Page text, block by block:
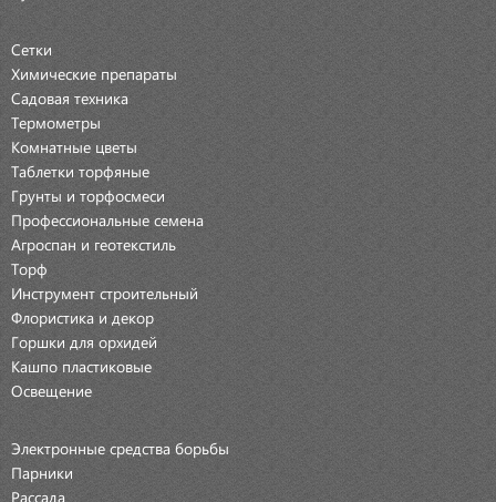
Сетки
Химические препараты
Садовая техника
Термометры
Комнатные цветы
Таблетки торфяные
Грунты и торфосмеси
Профессиональные семена
Агроспан и геотекстиль
Торф
Инструмент строительный
Флористика и декор
Горшки для орхидей
Кашпо пластиковые
Освещение
Электронные средства борьбы
Парники
Рассада